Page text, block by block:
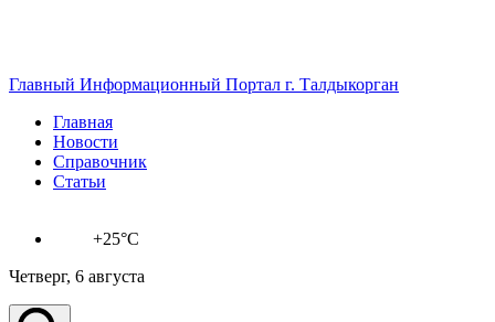
Главный Информационный Портал г. Талдыкорган
Главная
Новости
Справочник
Статьи
+25°C
Четверг, 6 августа